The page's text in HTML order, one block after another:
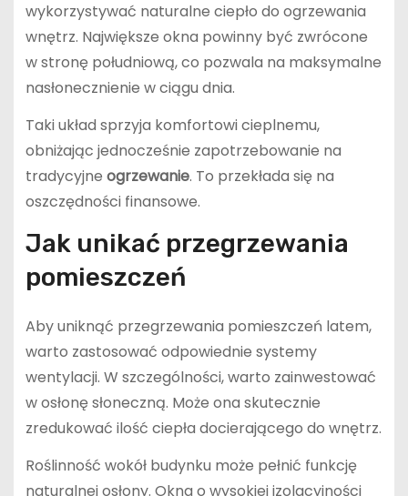
wykorzystywać naturalne ciepło do ogrzewania
wnętrz. Największe okna powinny być zwrócone
w stronę południową, co pozwala na maksymalne
nasłonecznienie w ciągu dnia.
Taki układ sprzyja komfortowi cieplnemu,
obniżając jednocześnie zapotrzebowanie na
tradycyjne ogrzewanie. To przekłada się na
oszczędności finansowe.
Jak unikać przegrzewania
pomieszczeń
Aby uniknąć przegrzewania pomieszczeń latem,
warto zastosować odpowiednie systemy
wentylacji. W szczególności, warto zainwestować
w osłonę słoneczną. Może ona skutecznie
zredukować ilość ciepła docierającego do wnętrz.
Roślinność wokół budynku może pełnić funkcję
naturalnej osłony. Okna o wysokiej izolacyjności